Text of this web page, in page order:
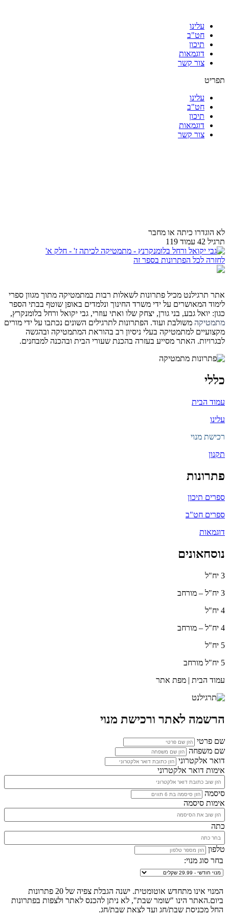
עלינו
חט"ב
תיכון
דוגמאות
צור קשר
תפריט
עלינו
חט"ב
תיכון
דוגמאות
צור קשר
לא הוגדרו כיתה או מחבר
תרגיל 42 עמוד 119
לחזרה לכל הפתרונות בספר זה
אתר תרגילנט מכיל פתרונות לשאלות רבות במתמטיקה מתוך מגוון ספרי
לימוד המאושרים על ידי משרד החינוך ונלמדים באופן שוטף בבתי הספר
כגון: יואל גבע, בני גורן, יצחק שלו ואתי עוזרי, גבי יקואל ורחל בלומנקרץ,
מתמטיקה משולבת ועוד. הפתרונות לתרגילים השונים נכתבו על ידי מורים
מקצועיים למתמטיקה בעלי ניסיון רב בהוראת המתמטיקה ובהגשה
לבגרויות. האתר מסייע בעזרה בהכנת שעורי הבית ובהכנה למבחנים.
כללי
עמוד הבית
עלינו
רכישת מנוי
תקנון
פתרונות
ספרים תיכון
ספרים חט"ב
דוגמאות
נוסחאונים
3 יח"ל
3 יח"ל – מורחב
4 יח"ל
4 יח"ל – מורחב
5 יח"ל
5 יח"ל מורחב
עמוד הבית | מפת אתר
הרשמה לאתר ורכישת מנוי
שם פרטי
שם משפחה
דואר אלקטרוני
אימות דואר אלקטרוני
סיסמה
אימות סיסמה
כתה
טלפון
בחר סוג מנוי:
המנוי אינו מתחדש אוטומטית. ישנה הגבלת צפיה של 20 פתרונות
ביום.האתר הינו "שומר שבת", לא ניתן להכנס לאתר ולצפות בפתרונות
החל מכניסת שבת/חג ועד לצאת שבת/חג.